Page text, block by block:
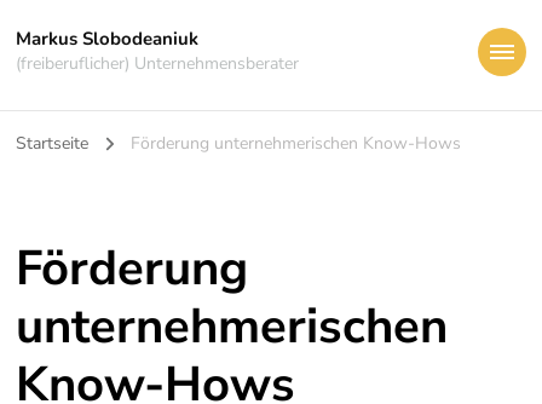
Markus Slobodeaniuk
(freiberuflicher) Unternehmensberater
Startseite Förderung unternehmerischen Know-Hows
Förderung
unternehmerischen
Know-Hows